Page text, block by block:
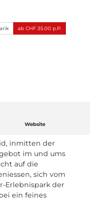
ab CHF 35.00 p.P.
Website
inmitten der
im und ums
auf die
sich vom
Erlebnispark der
ein feines